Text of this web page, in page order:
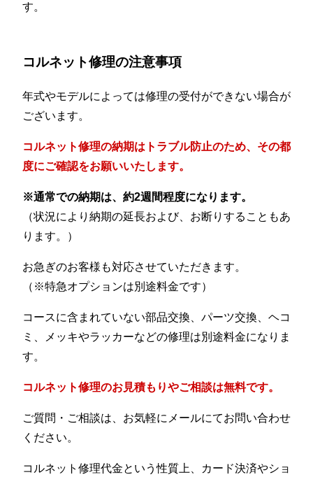
す。
コルネット修理の注意事項
年式やモデルによっては修理の受付ができない場合が
ございます。
コルネット修理の納期はトラブル防止のため、その都
度にご確認をお願いいたします。
※通常での納期は、約2週間程度になります。
（状況により納期の延長および、お断りすることもあ
ります。）
お急ぎのお客様も対応させていただきます。
（※特急オプションは別途料金です）
コースに含まれていない部品交換、パーツ交換、ヘコ
ミ、メッキやラッカーなどの修理は別途料金になりま
す。
コルネット修理のお見積もりやご相談は無料です。
ご質問・ご相談は、お気軽にメールにてお問い合わせ
ください。
コルネット修理代金という性質上、カード決済やショ